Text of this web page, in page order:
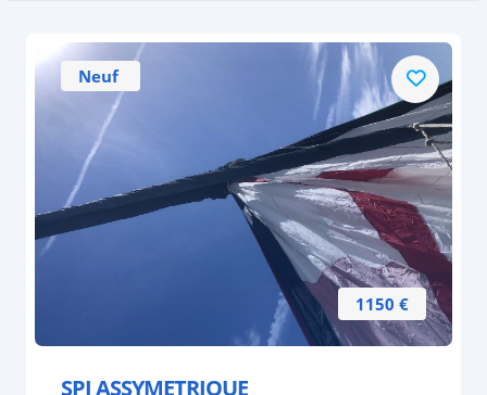
1150 €
Neuf
SPI ASSYMETRIQUE